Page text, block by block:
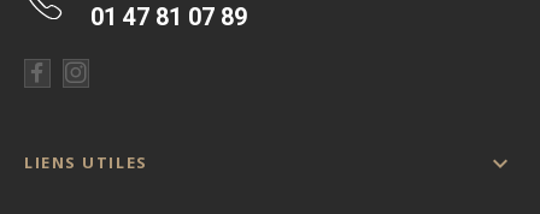
01 47 81 07 89
LIENS UTILES 